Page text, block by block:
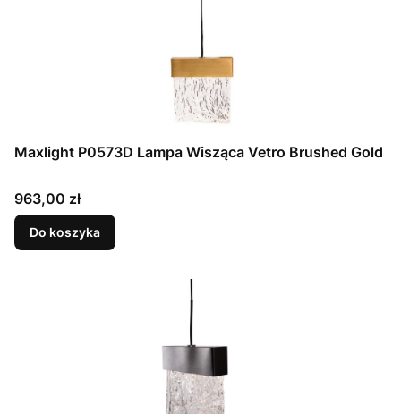
Maxlight P0573D Lampa Wisząca Vetro Brushed Gold
Cena
963,00 zł
Do koszyka